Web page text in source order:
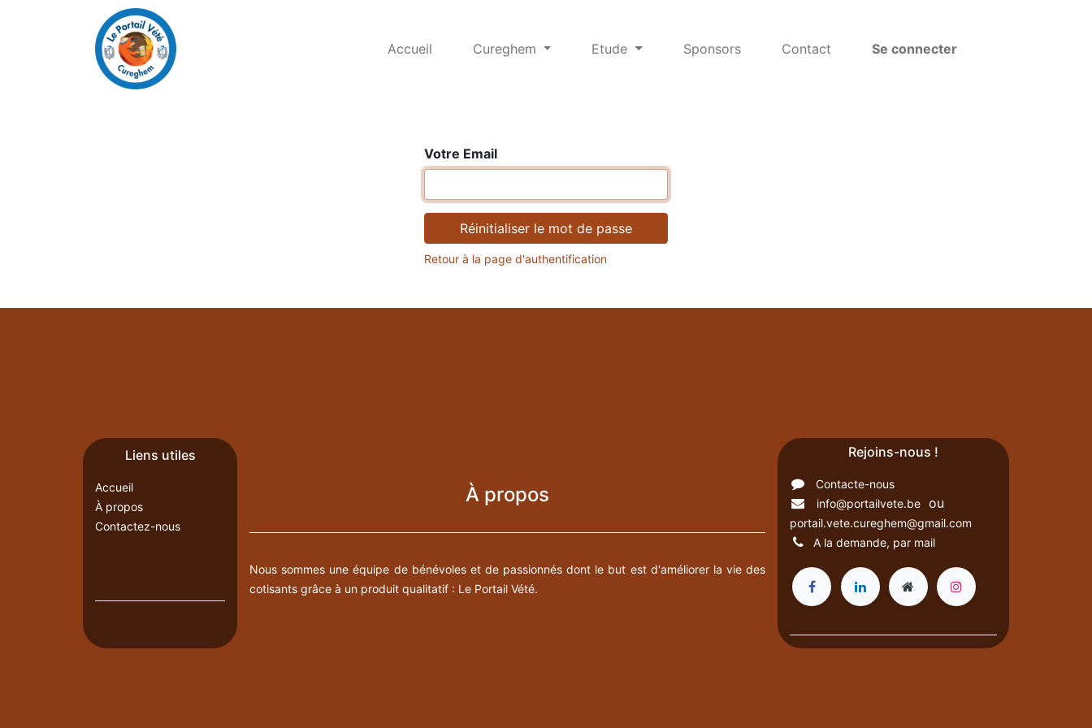
Accueil Cureghem Etude Sponsors Contact Se connecter
Votre Email
Réinitialiser le mot de passe
Retour à la page d'authentification
Liens utiles
Accueil
À propos
Contactez-nous
À propos
Nous sommes une équipe de bénévoles et de passionnés dont le but est d'améliorer la vie des
cotisants grâce à un produit qualitatif : Le Portail Vété.
Rejoins-nous !
Contacte-nous
info@portailvete.beou
portail.vete.cureghem@gmail.com
A la demande, par mail